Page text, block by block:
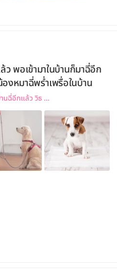
พอเข้ามาในบ้านก็มาฉี่อีก
งหมาฉี่พร่ำเพรื่อในบ้าน
นฉี่อีกแล้ว วิธ ...